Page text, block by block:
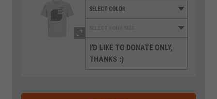
I'D LIKE TO DONATE ONLY,
THANKS :)